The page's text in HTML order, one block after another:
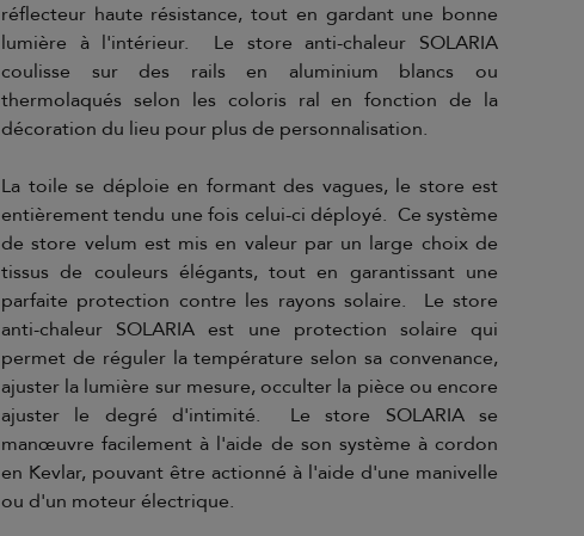
réflecteur haute résistance, tout en gardant une bonne
lumière à l'intérieur. Le store anti-chaleur SOLARIA
coulisse sur des rails en aluminium blancs ou
thermolaqués selon les coloris ral en fonction de la
décoration du lieu pour plus de personnalisation.
La toile se déploie en formant des vagues, le store est
entièrement tendu une fois celui-ci déployé. Ce système
de store velum est mis en valeur par un large choix de
tissus de couleurs élégants, tout en garantissant une
parfaite protection contre les rayons solaire. Le store
anti-chaleur SOLARIA est une protection solaire qui
permet de réguler la température selon sa convenance,
ajuster la lumière sur mesure, occulter la pièce ou encore
ajuster le degré d'intimité. Le store SOLARIA se
manœuvre facilement à l'aide de son système à cordon
en Kevlar, pouvant être actionné à l'aide d'une manivelle
ou d'un moteur électrique.